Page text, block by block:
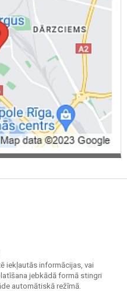
iekļautās informācijas, vai
jebkādā formā stingri
automātiskā režīmā.